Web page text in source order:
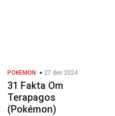
POKEMON 27 des 2024
31 Fakta Om
Terapagos
(Pokémon)